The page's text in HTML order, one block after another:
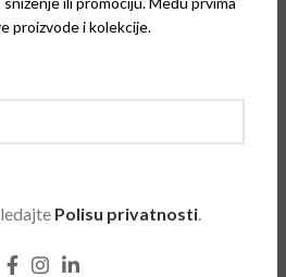
proizvode i kolekcije.
Polisu privatnosti.
WOOW Work Out 1